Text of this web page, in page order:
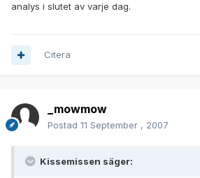
analys i slutet av varje dag.
Citera
_mowmow
Postad 11 September , 2007
Kissemissen säger: